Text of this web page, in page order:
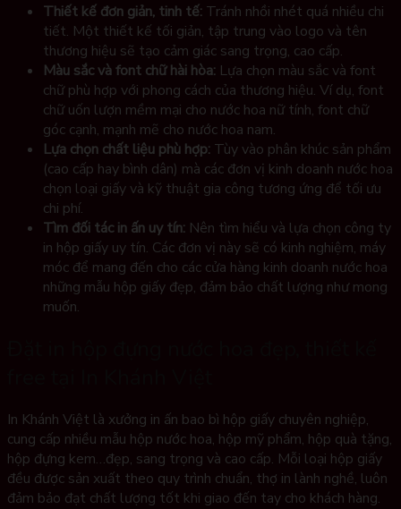
Thiết kế đơn giản, tinh tế: Tránh nhồi nhét quá nhiều chi
tiết. Một thiết kế tối giản, tập trung vào logo và tên
thương hiệu sẽ tạo cảm giác sang trọng, cao cấp.
Màu sắc và font chữ hài hòa: Lựa chọn màu sắc và font
chữ phù hợp với phong cách của thương hiệu. Ví dụ, font
chữ uốn lượn mềm mại cho nước hoa nữ tính, font chữ
góc cạnh, mạnh mẽ cho nước hoa nam.
Lựa chọn chất liệu phù hợp: Tùy vào phân khúc sản phẩm
(cao cấp hay bình dân) mà các đơn vị kinh doanh nước hoa
chọn loại giấy và kỹ thuật gia công tương ứng để tối ưu
chi phí.
Tìm đối tác in ấn uy tín: Nên tìm hiểu và lựa chọn công ty
in hộp giấy uy tín. Các đơn vị này sẽ có kinh nghiệm, máy
móc để mang đến cho các cửa hàng kinh doanh nước hoa
những mẫu hộp giấy đẹp, đảm bảo chất lượng như mong
muốn.
In Khánh Việt là xưởng in ấn bao bì hộp giấy chuyên nghiệp,
cung cấp nhiều mẫu hộp nước hoa, hộp mỹ phẩm, hộp quà tặng,
hộp đựng kem…đẹp, sang trọng và cao cấp. Mỗi loại hộp giấy
đều được sản xuất theo quy trình chuẩn, thợ in lành nghề, luôn
đảm bảo đạt chất lượng tốt khi giao đến tay cho khách hàng.